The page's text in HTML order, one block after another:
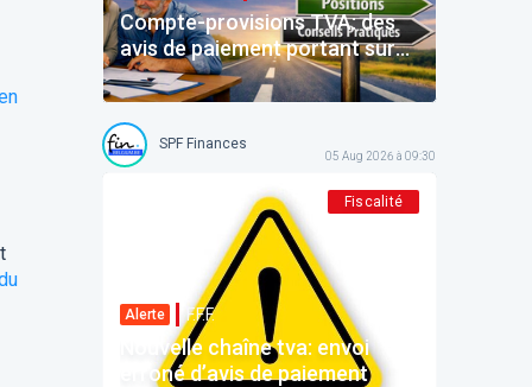
Compte-provisions TVA: des
avis de paiement portant sur
des montants déjà payés
SPF Finances
05 Aug 2026 à 09:30
Fiscalité
Alerte F.F.F.
Nouvelle chaîne tva: envoi
erroné d’avis de paiement